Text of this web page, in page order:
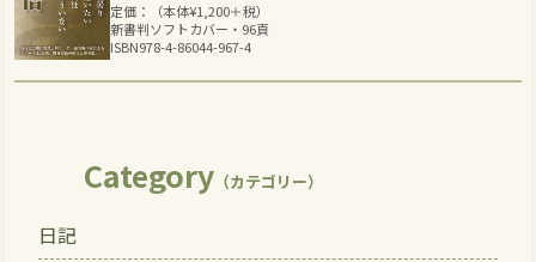
定価：（本体¥1,200＋税）
新書判ソフトカバー・96頁
ISBN978-4-86044-967-4
Category（カテゴリー）
日記